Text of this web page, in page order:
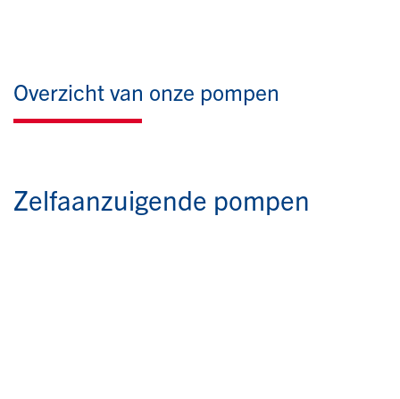
Overzicht van onze pompen
Zelfaanzuigende pompen